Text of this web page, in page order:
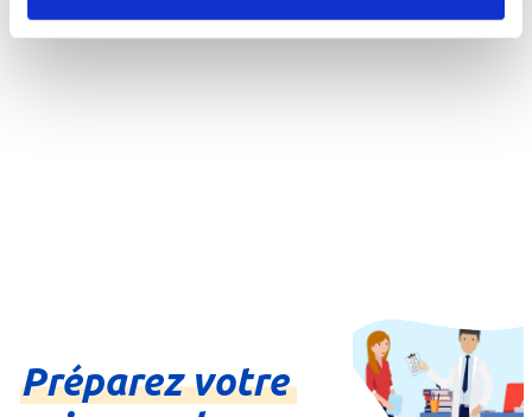
Préparezvotre